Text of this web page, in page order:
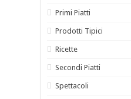
Primi Piatti
Prodotti Tipici
Ricette
Secondi Piatti
Spettacoli